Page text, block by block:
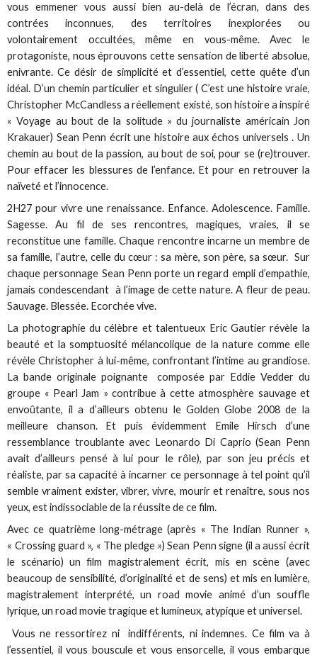
vous emmener vous aussi bien au-delà de l’écran, dans des
contrées inconnues, des territoires inexplorées ou
volontairement occultées, même en vous-même. Avec le
protagoniste, nous éprouvons cette sensation de liberté absolue,
enivrante. Ce désir de simplicité et d’essentiel, cette quête d’un
idéal. D’un chemin particulier et singulier ( C’est une histoire vraie,
Christopher McCandless a réellement existé, son histoire a inspiré
« Voyage au bout de la solitude » du journaliste américain Jon
Krakauer) Sean Penn écrit une histoire aux échos universels . Un
chemin au bout de la passion, au bout de soi, pour se (re)trouver.
Pour effacer les blessures de l’enfance. Et pour en retrouver la
naïveté et l’innocence.
2H27 pour vivre une renaissance. Enfance. Adolescence. Famille.
Sagesse. Au fil de ses rencontres, magiques, vraies, il se
reconstitue une famille. Chaque rencontre incarne un membre de
sa famille, l’autre, celle du cœur : sa mère, son père, sa sœur. Sur
chaque personnage Sean Penn porte un regard empli d’empathie,
jamais condescendant à l’image de cette nature. A fleur de peau.
Sauvage. Blessée. Ecorchée vive.
La photographie du célèbre et talentueux Eric Gautier révèle la
beauté et la somptuosité mélancolique de la nature comme elle
révèle Christopher à lui-même, confrontant l’intime au grandiose.
La bande originale poignante composée par Eddie Vedder du
groupe « Pearl Jam » contribue à cette atmosphère sauvage et
envoûtante, il a d’ailleurs obtenu le Golden Globe 2008 de la
meilleure chanson. Et puis évidemment Emile Hirsch d’une
ressemblance troublante avec Leonardo Di Caprio (Sean Penn
avait d’ailleurs pensé à lui pour le rôle), par son jeu précis et
réaliste, par sa capacité à incarner ce personnage à tel point qu’il
semble vraiment exister, vibrer, vivre, mourir et renaître, sous nos
yeux, est indissociable de la réussite de ce film.
Avec ce quatrième long-métrage (après « The Indian Runner »,
« Crossing guard », « The pledge ») Sean Penn signe (il a aussi écrit
le scénario) un film magistralement écrit, mis en scène (avec
beaucoup de sensibilité, d’originalité et de sens) et mis en lumière,
magistralement interprété, un road movie animé d’un souffle
lyrique, un road movie tragique et lumineux, atypique et universel.
Vous ne ressortirez ni indifférents, ni indemnes. Ce film va à
l’essentiel, il vous bouscule et vous ensorcelle, il vous embarque